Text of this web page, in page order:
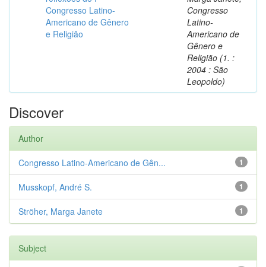
Congresso Latino-
Americano de Gênero
e Religião
Congresso
Latino-
Americano de
Gênero e
Religião (1. :
2004 : São
Leopoldo)
Discover
Author
1
Congresso Latino-Americano de Gên...
1
Musskopf, André S.
1
Ströher, Marga Janete
Subject